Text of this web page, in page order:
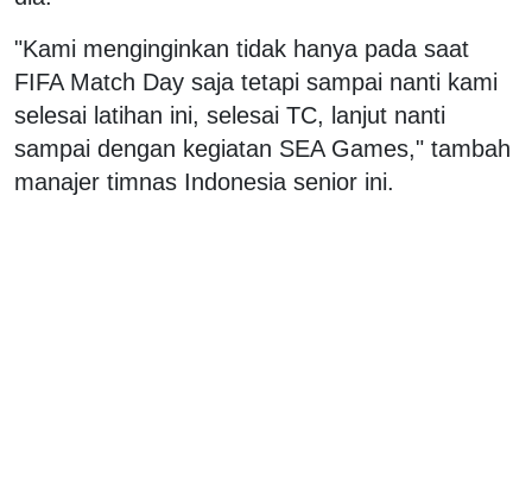
"Kami menginginkan tidak hanya pada saat
FIFA Match Day saja tetapi sampai nanti kami
selesai latihan ini, selesai TC, lanjut nanti
sampai dengan kegiatan SEA Games," tambah
manajer timnas Indonesia senior ini.